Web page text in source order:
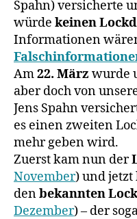
Spahn) versicherte
würde keinen
Informationen
Am22. März wurde
aber doch von
Jens Spahn
es einen zweiten
mehr geben wird.
Zuerst kam nun der
November) und
denbekannten
Dezember) – der